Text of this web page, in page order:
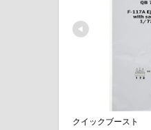
クイックブースト